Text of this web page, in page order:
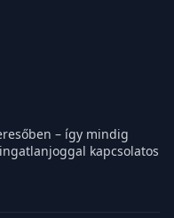
– így mindig
kapcsolatos